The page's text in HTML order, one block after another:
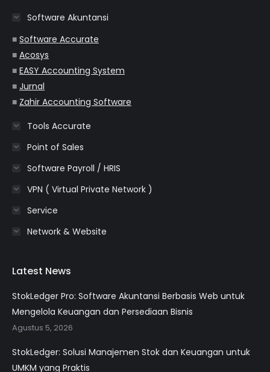
new
window
new
window
new
window
new
window
new
window
Software Akuntansi
■ Software Accurate
■ Acosys
■ EASY Accounting System
■ Jurnal
■ Zahir Accounting Software
Tools Accurate
Point of Sales
Software Payroll / HRIS
VPN ( Virtual Private Network )
Service
Network & Website
Latest News
StokLedger Pro: Software Akuntansi Berbasis Web untuk
Mengelola Keuangan dan Persediaan Bisnis
Agustus 5, 2026
StokLedger: Solusi Manajemen Stok dan Keuangan untuk
UMKM yang Praktis